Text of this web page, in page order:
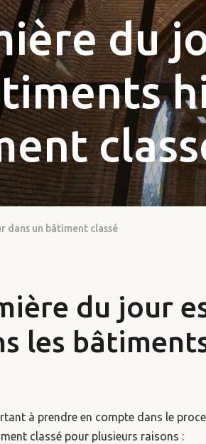
du
dans un bâtiment classé
du jour
les
à prendre en compte dans le
classé pour plusieurs raisons :